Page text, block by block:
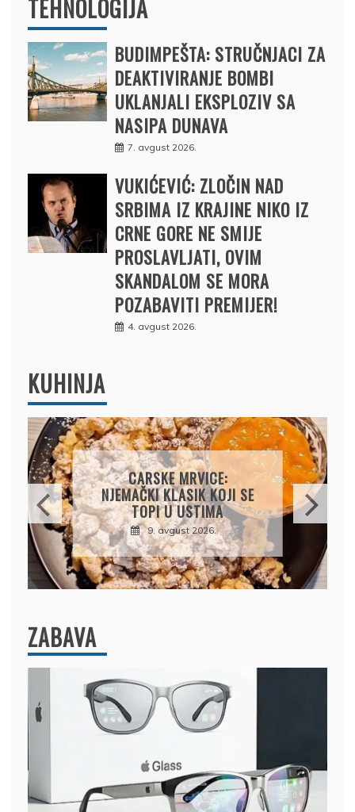
TEHNOLOGIJA
BUDIMPEŠTA: STRUČNJACI ZA
DEAKTIVIRANJE BOMBI
UKLANJALI EKSPLOZIV SA
NASIPA DUNAVA
7. avgust 2026.
VUKIĆEVIĆ: ZLOČIN NAD
SRBIMA IZ KRAJINE NIKO IZ
CRNE GORE NE SMIJE
PROSLAVLJATI, OVIM
SKANDALOM SE MORA
POZABAVITI PREMIJER!
4. avgust 2026.
KUHINJA
ČIZKEJK S BOROVNICAMA:
KREMASTI KOLAČ BEZ
PEČENJA KOJI OSVAJA NA
PRVI ZALOGAJ
9. avgust 2026.
ZABAVA